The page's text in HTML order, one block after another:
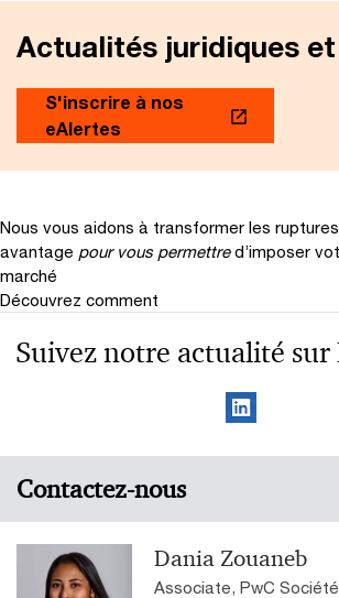
Actualités juridiques
S'inscrire à nos
eAlertes
Nous vous aidons à transformer les
avantage pour vous permettre d’imposer
marché
Découvrez comment
Suivez notre actualité
Contactez-nous
Dania Zouaneb
Associate, PwC